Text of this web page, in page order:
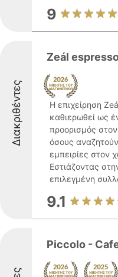
9
Διακριθέντες
Zeál
Η επιχείρηση
καθιερωθεί ως
προορισμός
όσους
εμπειρίες στον
Εστιάζοντας
επιλεγμένη
9.1
Piccolo -